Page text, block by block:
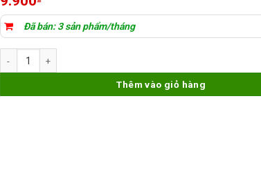
Đã bán: 3 sản phẩm/tháng
kính samsung a72 để ép kính số lượng
Thêm vào giỏ hàng